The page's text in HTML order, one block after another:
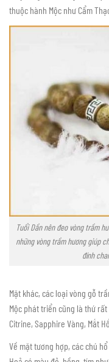
thuộc hành Mộc như Cẩm
Tuổi Dần nên đeo vòng trầm
những vòng trầm hương giúp
đính
Mặt khác, các loại vòng gỗ
Mộc phát triển cũng là thứ
Citrine, Sapphire Vàng, Mắt Hổ
Về mặt tương hợp, các chú